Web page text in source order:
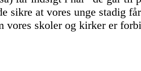
sikre at vores unge stadig
vores skoler og kirker er